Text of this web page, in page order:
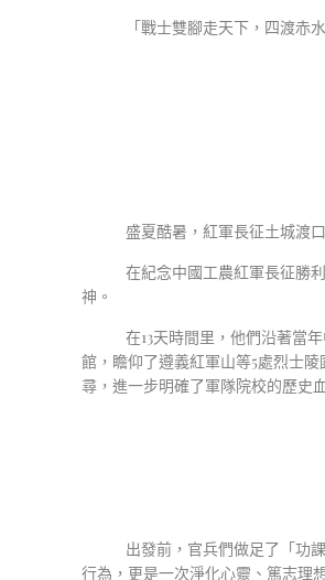
「戰士雙腳走天下，四渡赤
盛夏酷暑，紅軍長征土城渡
在紀念中國工農紅軍長征勝
神。
在13天時間里，他們沿著當
館，瞻仰了遵義紅軍山等5處烈士
尋，進一步明確了軍隊院校的歷史
出發前，官兵們做足了「功
行為，更是一次淨化心靈、篤志理